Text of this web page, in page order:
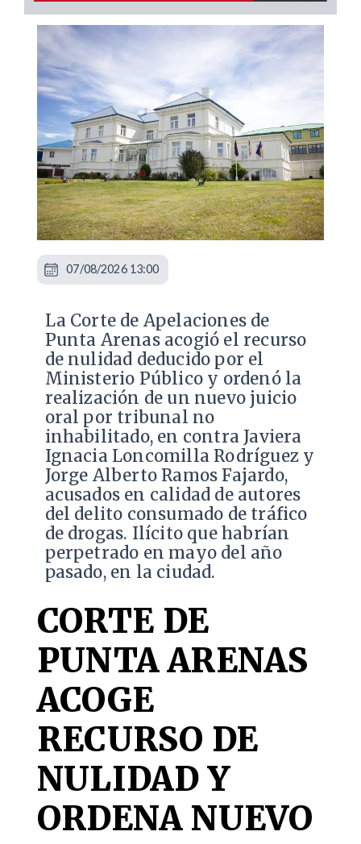
La Corte de Apelaciones de
Punta Arenas acogió el recurso
de nulidad deducido por el
Ministerio Público y ordenó la
realización de un nuevo juicio
oral por tribunal no
inhabilitado, en contra Javiera
Ignacia Loncomilla Rodríguez y
Jorge Alberto Ramos Fajardo,
acusados en calidad de autores
del delito consumado de tráfico
de drogas. Ilícito que habrían
perpetrado en mayo del año
pasado, en la ciudad.
CORTE DE
PUNTA ARENAS
ACOGE
RECURSO DE
NULIDAD Y
ORDENA NUEVO
07/08/2026 13:00